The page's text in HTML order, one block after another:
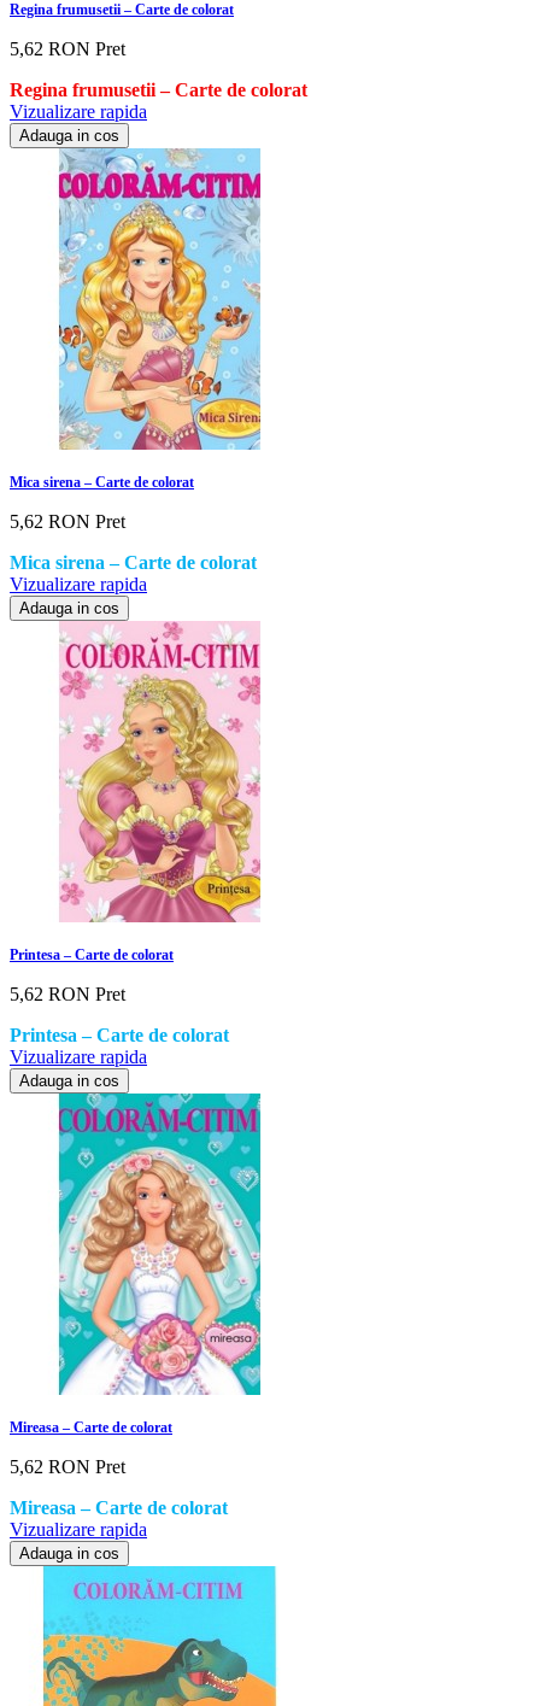
Regina frumusetii – Carte de colorat
5,62 RON Pret
Regina frumusetii – Carte de colorat
Vizualizare rapida
Adauga in cos
Mica sirena – Carte de colorat
5,62 RON Pret
Mica sirena – Carte de colorat
Vizualizare rapida
Adauga in cos
Printesa – Carte de colorat
5,62 RON Pret
Printesa – Carte de colorat
Vizualizare rapida
Adauga in cos
Mireasa – Carte de colorat
5,62 RON Pret
Mireasa – Carte de colorat
Vizualizare rapida
Adauga in cos